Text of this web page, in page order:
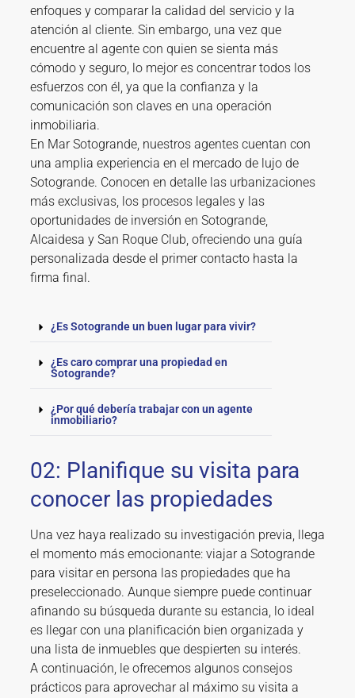
enfoques y comparar la calidad del servicio y la
atención al cliente. Sin embargo, una vez que
encuentre al agente con quien se sienta más
cómodo y seguro, lo mejor es concentrar todos los
esfuerzos con él, ya que la confianza y la
comunicación son claves en una operación
inmobiliaria.
En Mar Sotogrande, nuestros agentes cuentan con
una amplia experiencia en el mercado de lujo de
Sotogrande. Conocen en detalle las urbanizaciones
más exclusivas, los procesos legales y las
oportunidades de inversión en Sotogrande,
Alcaidesa y San Roque Club, ofreciendo una guía
personalizada desde el primer contacto hasta la
firma final.
¿Es Sotogrande un buen lugar para vivir?
¿Es caro comprar una propiedad en
Sotogrande?
¿Por qué debería trabajar con un agente
inmobiliario?
02: Planifique su visita para
conocer las propiedades
Una vez haya realizado su investigación previa, llega
el momento más emocionante: viajar a Sotogrande
para visitar en persona las propiedades que ha
preseleccionado. Aunque siempre puede continuar
afinando su búsqueda durante su estancia, lo ideal
es llegar con una planificación bien organizada y
una lista de inmuebles que despierten su interés.
A continuación, le ofrecemos algunos consejos
prácticos para aprovechar al máximo su visita a